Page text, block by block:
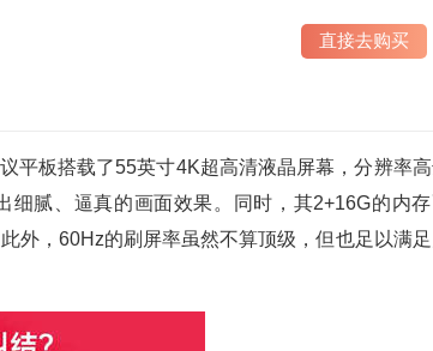
直接去购买
平板搭载了55英寸4K超高清液晶屏幕，分辨率
腻、逼真的画面效果。同时，其2+16G的内
外，60Hz的刷屏率虽然不算顶级，但也足以满